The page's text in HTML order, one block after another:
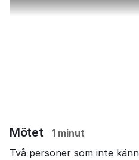
Mötet
1 minut
Två personer som inte